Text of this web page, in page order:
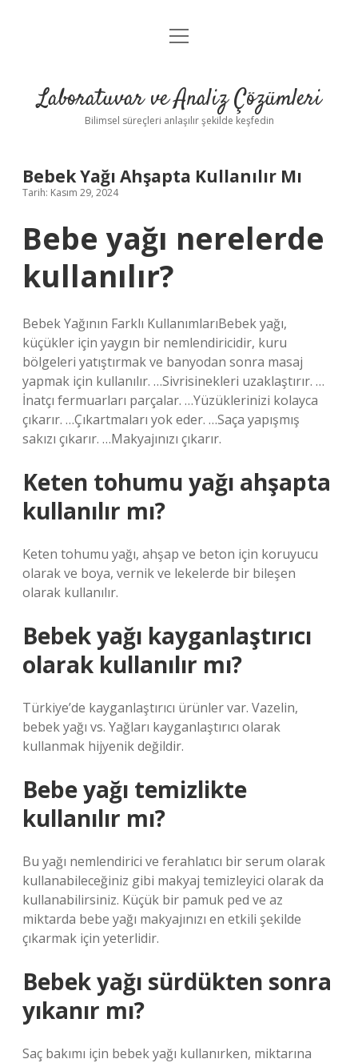
Anasayfa
Yasal Uyarı
menüyü
Laboratuvar ve Analiz Çözümleri
Bilimsel süreçleri anlaşılır şekilde keşfedin
Bebek Yağı Ahşapta Kullanılır Mı
Tarih: Kasım 29, 2024
Bebe yağı nerelerde
kullanılır?
Bebek Yağının Farklı KullanımlarıBebek yağı,
küçükler için yaygın bir nemlendiricidir, kuru
bölgeleri yatıştırmak ve banyodan sonra masaj
yapmak için kullanılır. …Sivrisinekleri uzaklaştırır. …
İnatçı fermuarları parçalar. …Yüzüklerinizi kolayca
çıkarır. …Çıkartmaları yok eder. …Saça yapışmış
sakızı çıkarır. …Makyajınızı çıkarır.
Keten tohumu yağı ahşapta
kullanılır mı?
Keten tohumu yağı, ahşap ve beton için koruyucu
olarak ve boya, vernik ve lekelerde bir bileşen
olarak kullanılır.
Bebek yağı kayganlaştırıcı
olarak kullanılır mı?
Türkiye’de kayganlaştırıcı ürünler var. Vazelin,
bebek yağı vs. Yağları kayganlaştırıcı olarak
kullanmak hijyenik değildir.
Bebe yağı temizlikte
kullanılır mı?
Bu yağı nemlendirici ve ferahlatıcı bir serum olarak
kullanabileceğiniz gibi makyaj temizleyici olarak da
kullanabilirsiniz. Küçük bir pamuk ped ve az
miktarda bebe yağı makyajınızı en etkili şekilde
çıkarmak için yeterlidir.
Bebek yağı sürdükten sonra
yıkanır mı?
Saç bakımı için bebek yağı kullanırken, miktarına